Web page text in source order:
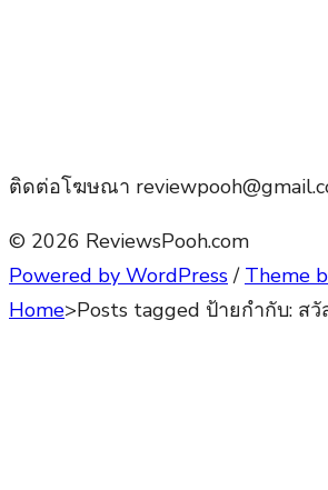
ติดต่อโฆษณา
© 2026 ReviewsPooh.com
Powered by WordPress / Theme
Home>Posts tagged ป้ายกำกับ: สวั